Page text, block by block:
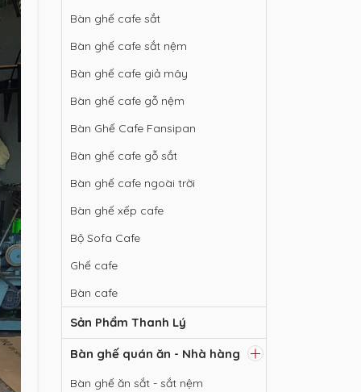
Bàn ghế cafe sắt
Bàn ghế cafe sắt nệm
Bàn ghế cafe giả mây
Bàn ghế cafe gỗ nệm
Bàn Ghế Cafe Fansipan
Bàn ghế cafe gỗ sắt
Bàn ghế cafe ngoài trời
Bàn ghế xếp cafe
Bộ Sofa Cafe
Ghế cafe
Bàn cafe
Sản Phẩm Thanh Lý
Bàn ghế quán ăn - Nhà hàng
Bàn ghế ăn sắt - sắt nệm